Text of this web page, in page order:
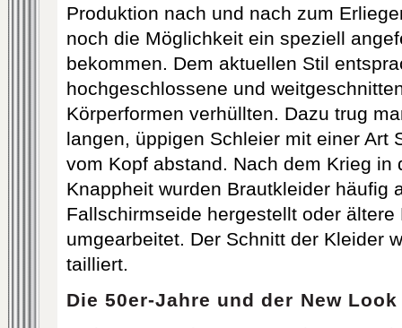
Produktion nach und nach zum
noch die Möglichkeit ein speziell
bekommen. Dem aktuellen Stil
hochgeschlossene und
Körperformen verhüllten. Dazu trug
langen, üppigen Schleier mit einer Art
vom Kopf abstand. Nach dem Krieg in
Knappheit wurden Brautkleider häufig
Fallschirmseide hergestellt oder ältere
umgearbeitet. Der Schnitt der Kleider
tailliert.
Die 50er-Jahre und der New Look